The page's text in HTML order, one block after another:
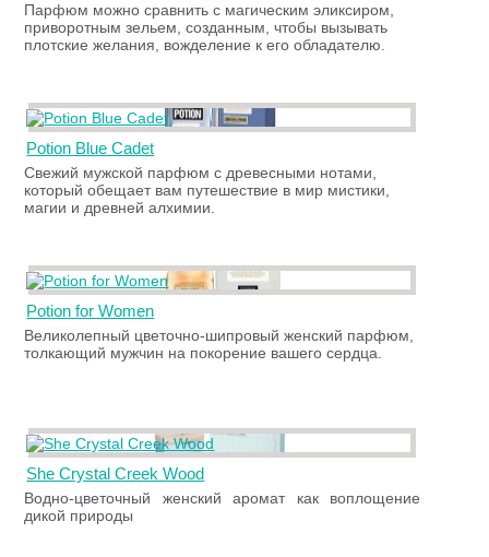
Парфюм можно сравнить с магическим эликсиром,
приворотным зельем, созданным, чтобы вызывать
плотские желания, вожделение к его обладателю.
Potion Blue Cadet
Свежий мужской парфюм с древесными нотами,
который обещает вам путешествие в мир мистики,
магии и древней алхимии.
Potion for Women
Великолепный цветочно-шипровый женский парфюм,
толкающий мужчин на покорение вашего сердца.
She Crystal Creek Wood
Водно-цветочный женский аромат как воплощение
дикой природы